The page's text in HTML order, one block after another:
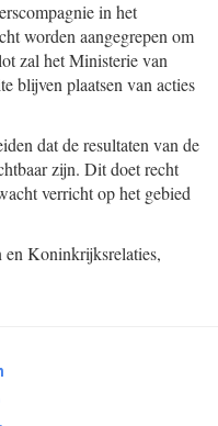
in het
worden aangegrepen om
zal het Ministerie van
blijven plaatsen van acties
dat de resultaten van de
zijn. Dit doet recht
verricht op het gebied
Koninkrijksrelaties,